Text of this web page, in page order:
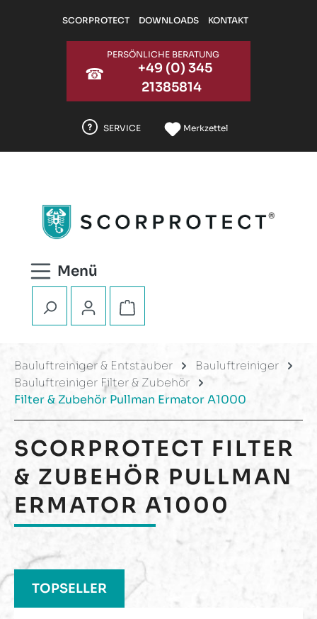
Zum Hauptinhalt springen
SCORPROTECT DOWNLOADS KONTAKT
☎
PERSÖNLICHE BERATUNG
+49 (0) 345
21385814
SERVICE Merkzettel
Warenkorb enthält 0
Bauluftreiniger & Entstauber
Bauluftreiniger
Bauluftreiniger Filter & Zubehör
Filter & Zubehör Pullman Ermator A1000
SCORPROTECT FILTER
& ZUBEHÖR PULLMAN
ERMATOR A1000
Produktgalerie überspringen
TOPSELLER